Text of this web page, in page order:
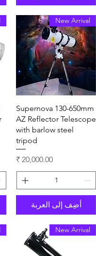
العرض السريع
New Arrival
Supernova 130-650mm
AZ Reflector Telescope
with barlow steel
tripod
السعر‏20,000.00 ₹
أضِف إلى العربة
New Arrival